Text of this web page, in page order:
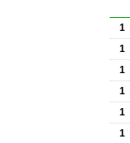
1
1
1
1
1
1